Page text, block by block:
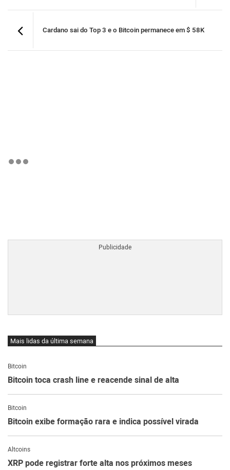
Cardano sai do Top 3 e o Bitcoin permanece em $ 58K
Mais lidas da última semana
Bitcoin
Bitcoin toca crash line e reacende sinal de alta
Bitcoin
Bitcoin exibe formação rara e indica possível virada
Altcoins
XRP pode registrar forte alta nos próximos meses